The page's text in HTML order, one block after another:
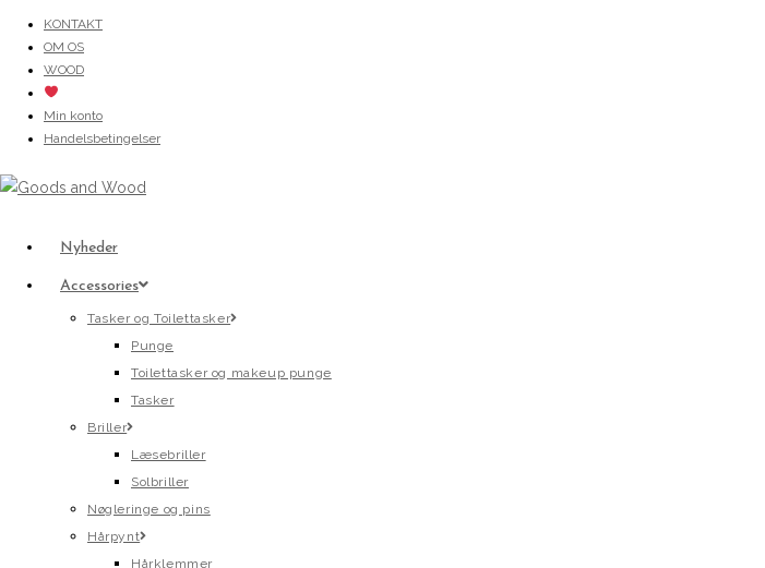
content
KONTAKT
OM OS
WOOD
Min konto
Handelsbetingelser
Nyheder
Accessories
Tasker og Toilettasker
Punge
Toilettasker og makeup punge
Tasker
Briller
Læsebriller
Solbriller
Nøgleringe og pins
Hårpynt
Hårklemmer